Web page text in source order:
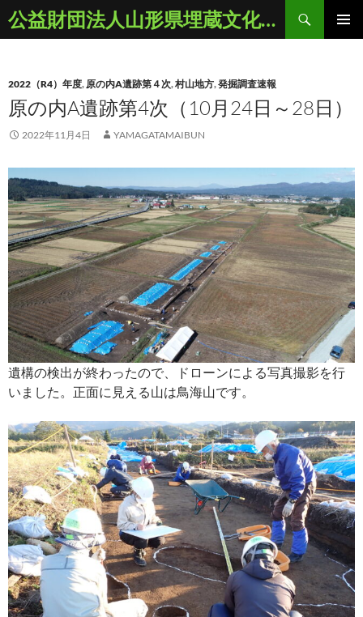
ン
ツ
へ
ッ
プ
公益財団法人山形県埋蔵文化財センター
検
索
2022（R4）年度, 原の内A遺跡第４次,村山地方,発掘調査速報
原の内A遺跡第4次（10月24日～28日）
2022年11月4日 YAMAGATAMAIBUN
遺構の検出が終わったので、ドローンによる写真撮影を行
いました。正面に見える山は鳥海山です。